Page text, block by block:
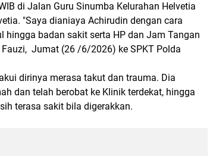
di Jalan Guru Sinumba Kelurahan Helvetia
"Saya dianiaya Achirudin dengan cara
hingga badan sakit serta HP dan Jam Tangan
Jumat (26 /6/2026) ke SPKT Polda
dirinya merasa takut dan trauma. Dia
dan telah berobat ke Klinik terdekat, hingga
terasa sakit bila digerakkan.